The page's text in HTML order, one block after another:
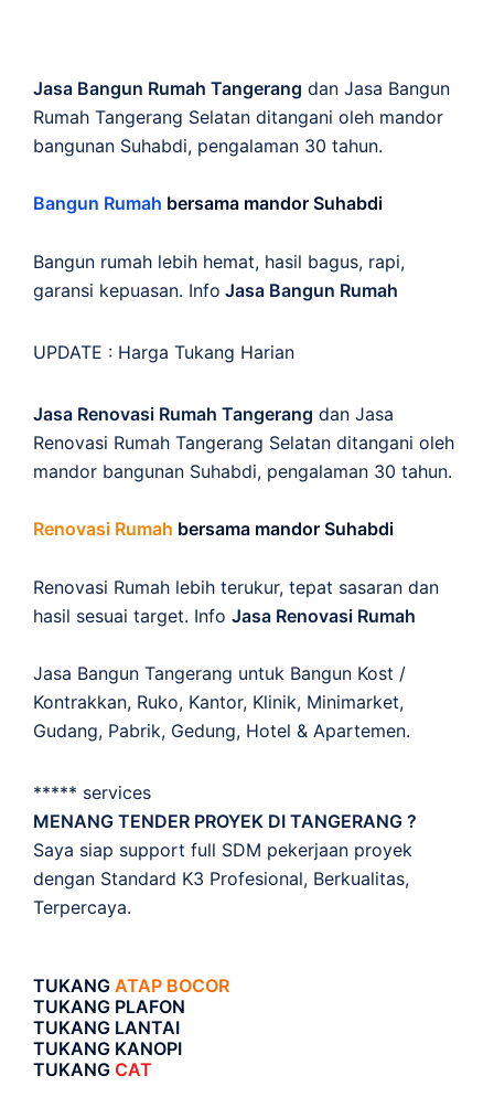
Jasa Bangun Rumah Tangerang dan Jasa Bangun
Rumah Tangerang Selatan ditangani oleh mandor
bangunan Suhabdi, pengalaman 30 tahun.
Bangun Rumah bersama mandor Suhabdi
Bangun rumah lebih hemat, hasil bagus, rapi,
garansi kepuasan. Info Jasa Bangun Rumah
UPDATE : Harga Tukang Harian
Jasa Renovasi Rumah Tangerang dan Jasa
Renovasi Rumah Tangerang Selatan ditangani oleh
mandor bangunan Suhabdi, pengalaman 30 tahun.
Renovasi Rumah bersama mandor Suhabdi
Renovasi Rumah lebih terukur, tepat sasaran dan
hasil sesuai target. Info Jasa Renovasi Rumah
Jasa Bangun Tangerang untuk Bangun Kost /
Kontrakkan, Ruko, Kantor, Klinik, Minimarket,
Gudang, Pabrik, Gedung, Hotel & Apartemen.
***** services
MENANG TENDER PROYEK DI TANGERANG ?
Saya siap support full SDM pekerjaan proyek
dengan Standard K3 Profesional, Berkualitas,
Terpercaya.
TUKANG ATAP BOCOR
TUKANG PLAFON
TUKANG LANTAI
TUKANG KANOPI
TUKANG CAT